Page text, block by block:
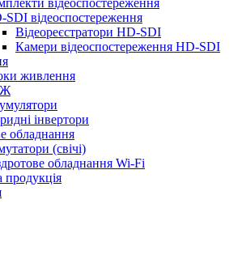
відеоспостереження
SDI відеоспостереження
Відеореєстратори HD-SDI
Камери відеоспостереження HD-SDI
живлення
інвертори
обладнання
(свічі)
обладнання Wi-Fi
продукція